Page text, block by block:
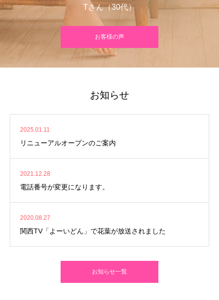
Tさん（30代）
お客様の声
お知らせ
2025.01.11
リニューアルオープンのご案内
2021.12.28
電話番号が変更になります。
2020.08.27
関西TV「よーいどん」で花葉が放送されました
お知らせ一覧